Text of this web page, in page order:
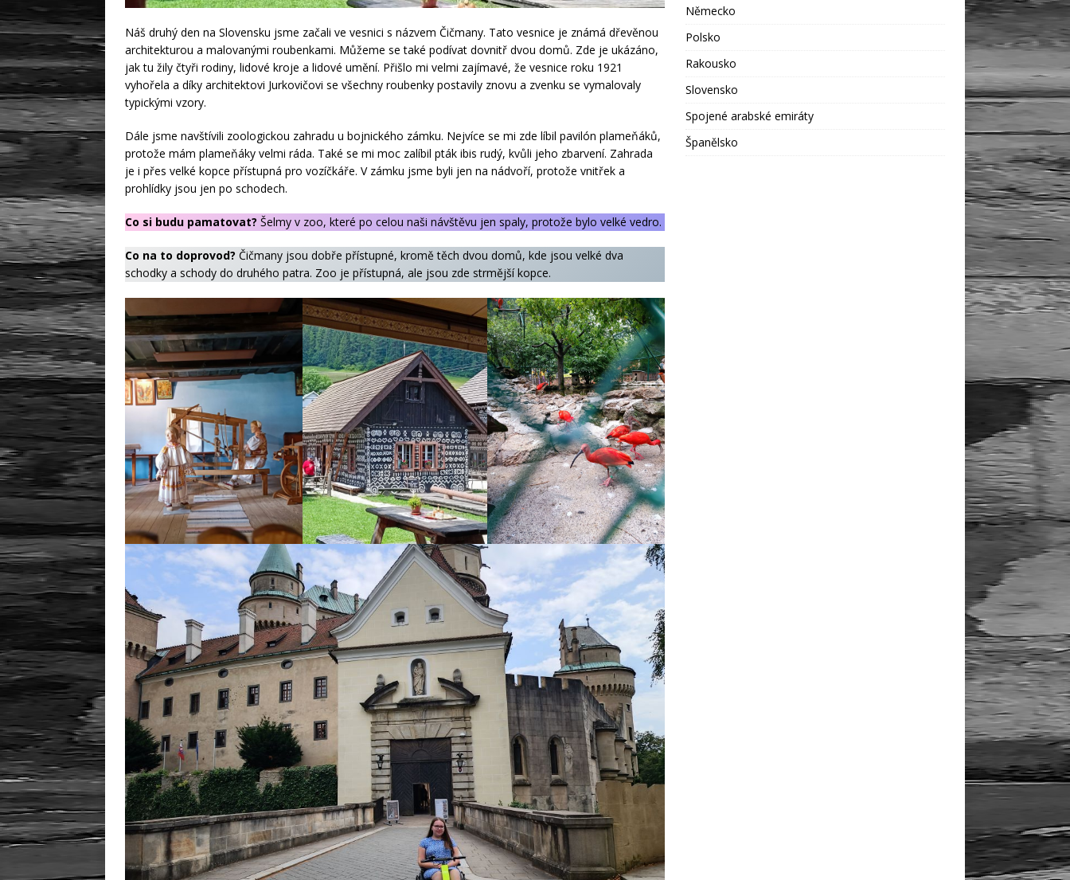
Náš druhý den na Slovensku jsme začali ve vesnici s názvem Čičmany. Tato vesnice je známá dřevěnou
architekturou a malovanými roubenkami. Můžeme se také podívat dovnitř dvou domů. Zde je ukázáno,
jak tu žily čtyři rodiny, lidové kroje a lidové umění. Přišlo mi velmi zajímavé, že vesnice roku 1921
vyhořela a díky architektovi Jurkovičovi se všechny roubenky postavily znovu a zvenku se vymalovaly
typickými vzory.
Dále jsme navštívili zoologickou zahradu u bojnického zámku. Nejvíce se mi zde líbil pavilón plameňáků,
protože mám plameňáky velmi ráda. Také se mi moc zalíbil pták ibis rudý, kvůli jeho zbarvení. Zahrada
je i přes velké kopce přístupná pro vozíčkáře. V zámku jsme byli jen na nádvoří, protože vnitřek a
prohlídky jsou jen po schodech.
Co si budu pamatovat? Šelmy v zoo, které po celou naši návštěvu jen spaly, protože bylo velké vedro.
Co na to doprovod? Čičmany jsou dobře přístupné, kromě těch dvou domů, kde jsou velké dva
schodky a schody do druhého patra. Zoo je přístupná, ale jsou zde strmější kopce.
Německo
Polsko
Rakousko
Slovensko
Spojené arabské emiráty
Španělsko